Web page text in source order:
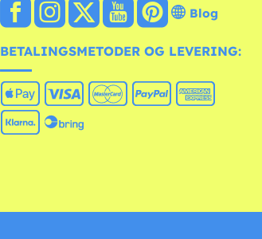
Blog
BETALINGSMETODER OG LEVERING: